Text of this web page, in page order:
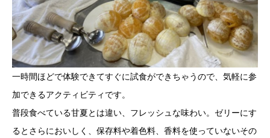
一時間ほどで体験できてすぐに試食ができちゃうので、気軽に参
加できるアクティビティです。
普段食べている甘夏とは違い、フレッシュな味わい。ゼリーにす
るとさらにおいしく、保存料や着色料、香料を使っていないその